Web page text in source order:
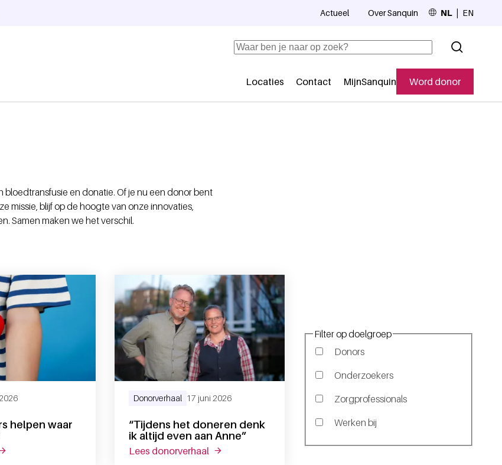
Secundaire navigatie
Locaties Contact MijnSanquin Word donor
Actueel Over Sanquin NL EN
Zoeken
en donatie. Of je nu een donor bent
missie, blijf op de hoogte van onze innovaties,
Samen maken we het verschil.
Filter op doelgroep
Donors
Onderzoekers
Zorgprofessionals
Werken bij
me betekend”
helpen waar
bloeddonors helpen waar het nodig is
“Tijdens het doneren denk
ik altijd even aan Anne”
Donorverhaal 17 juni 2026
lees donorverhaalover “tijdens het doneren denk ik altijd even aan anne”